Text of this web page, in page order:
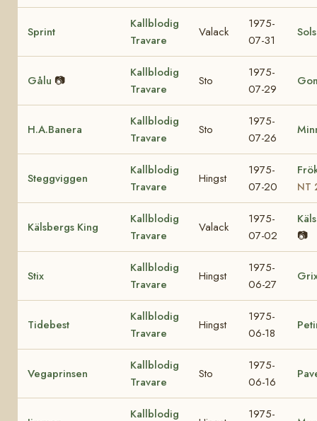
Sprint
Kallblodig
Travare
Valack
1975-
07-31
Gålu 📷
Kallblodig
Travare
Sto
1975-
07-29
H.A.Banera
Kallblodig
Travare
Sto
1975-
07-26
Steggviggen
Kallblodig
Travare
Hingst
1975-
07-20
NT
Kälsbergs King
Kallblodig
Travare
Valack
1975-
07-02
📷
Stix
Kallblodig
Travare
Hingst
1975-
06-27
Tidebest
Kallblodig
Travare
Hingst
1975-
06-18
Vegaprinsen
Kallblodig
Travare
Sto
1975-
06-16
Kallblodig
1975-